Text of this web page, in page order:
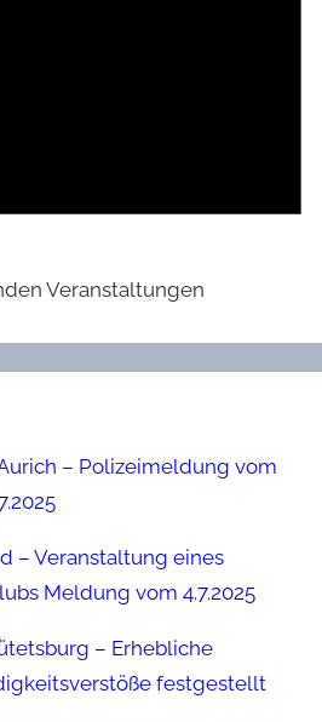
Veranstaltungen
– Polizeimeldung vom
– Veranstaltung eines
Meldung vom 4.7.2025
– Erhebliche
festgestellt